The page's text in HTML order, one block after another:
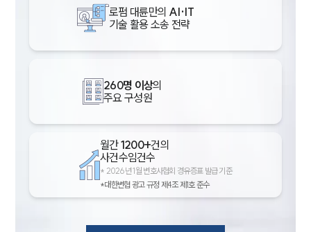
로펌 대륜만의 AI·IT
기술 활용 소송 전략
260명 이상의
주요 구성원
월간1200+건의
사건수임건수
* 2026년 1월 변호사협회 경유증표 발급 기준
*대한변협 광고 규정 제4조 제1호 준수